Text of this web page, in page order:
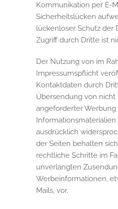
Kommunikation per E-
Sicherheitslücken
lückenloser Schutz der
Zugriff durch Dritte ist
Der Nutzung von im
Impressumspflicht
Kontaktdaten durch
Übersendung von nicht
angeforderter Werbung
ausdrücklich
der Seiten behalten
rechtliche Schritte im
unverlangten
Werbeinformationen,
Mails, vor.